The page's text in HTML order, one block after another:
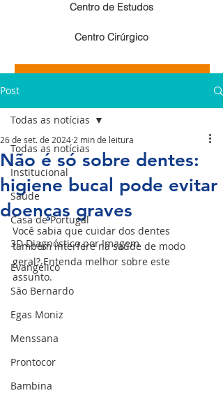
Centro Cirúrgico
Centro de Estudos
Resultados de exames laboratoriais
Post
Todas as notícias
Institucional
Saúde
Casa de Portugal
3D Diagnóstico por Imagem
Evangélico
São Bernardo
Egas Moniz
Menssana
Prontocor
Bambina
Todas as notícias
Não é só sobre dentes:
higiene bucal pode evitar
doenças graves
26 de set. de 2024 2 min de leitura
Você sabia que cuidar dos dentes
também interfere na saúde de modo
geral? Entenda melhor sobre este
assunto.